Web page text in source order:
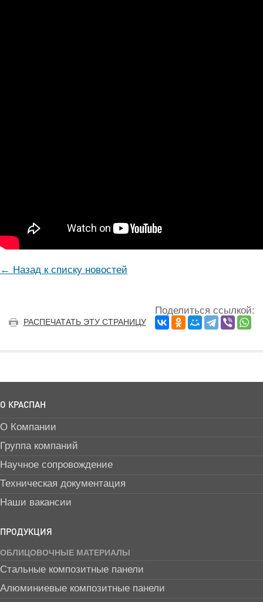
← Назад к списку новостей
РАСПЕЧАТАТЬ ЭТУ СТРАНИЦУ
Поделиться ссылкой:
О КРАСПАН
О Компании
Группа компаний
Научное сопровождение
Техническая документация
Наши вакансии
ПРОДУКЦИЯ
ОБЛИЦОВОЧНЫЕ МАТЕРИАЛЫ
Стальные композитные панели
Алюминиевые композитные панели